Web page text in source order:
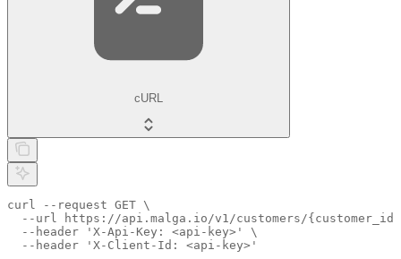
cURL
curl --request GET \
--url https://api.malga.io/v1/customers/
  --header 'X-Api-Key: <api-key>' \
  --header 'X-Client-Id: <api-key>'